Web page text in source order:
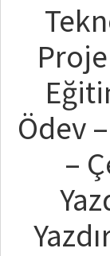
Ödev
–